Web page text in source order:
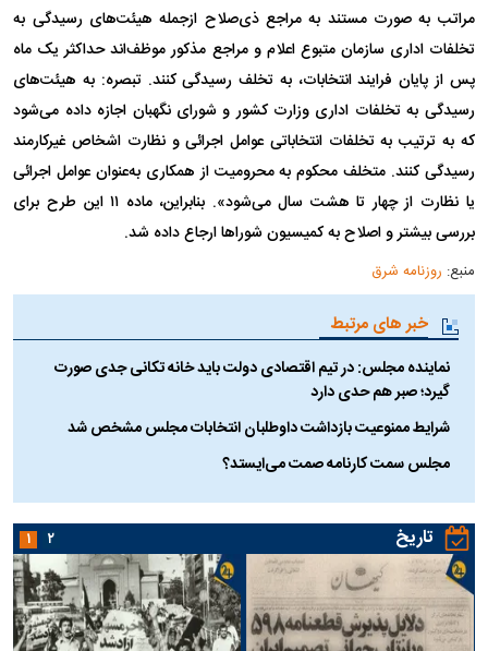
مراتب به صورت مستند به مراجع ذی‌صلاح از‌جمله هیئت‌های رسیدگی به
تخلفات اداری سازمان متبوع اعلام و مراجع مذکور موظف‌اند حداکثر یک ماه
پس از پایان فرایند انتخابات، به تخلف رسیدگی کنند. تبصره: به هیئت‌های
رسیدگی به تخلفات اداری وزارت کشور و شورای نگهبان اجازه داده می‌شود
که به ترتیب به تخلفات انتخاباتی عوامل اجرائی و نظارت اشخاص غیرکارمند
رسیدگی کنند. متخلف محکوم به محرومیت از همکاری به‌عنوان عوامل اجرائی
یا نظارت از چهار تا هشت سال می‌شود». بنا‌بر‌این، ماده ۱۱ این طرح برای
بررسی بیشتر و اصلاح به کمیسیون شورا‌ها ارجاع داده شد.
منبع: روزنامه شرق
خبر های مرتبط
نماینده مجلس: در تیم اقتصادی دولت باید خانه تکانی جدی صورت
گیرد؛ صبر هم حدی دارد
شرایط ممنوعیت بازداشت داوطلبان انتخابات مجلس مشخص شد
مجلس سمت کارنامه صمت می‌ایستد؟
تاریخ ۱ ۲